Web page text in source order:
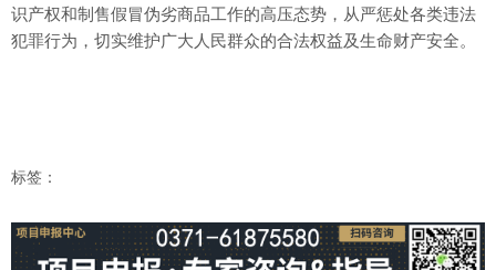
识产权和制售假冒伪劣商品工作的高压态势，从严惩处各类违法
犯罪行为，切实维护广大人民群众的合法权益及生命财产安全。
标签：